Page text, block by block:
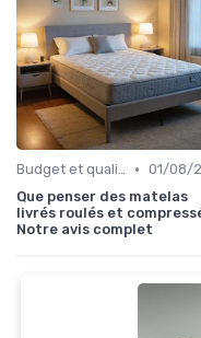
Budget et qualité • 01/08/
Que penser des matelas
livrés roulés et
Notre avis complet